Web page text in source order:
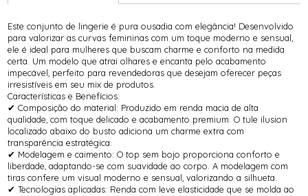
Este conjunto de lingerie é pura ousadia com elegância! Desenvolvido
para valorizar as curvas femininas com um toque moderno e sensual,
ele é ideal para mulheres que buscam charme e conforto na medida
certa. Um modelo que atrai olhares e encanta pelo acabamento
impecável, perfeito para revendedoras que desejam oferecer peças
irresistíveis em seu mix de produtos.
Características e Benefícios:
✔ Composição do material: Produzido em renda macia de alta
qualidade, com toque delicado e acabamento premium. O tule ilusion
localizado abaixo do busto adiciona um charme extra com
transparência estratégica.
✔ Modelagem e caimento: O top sem bojo proporciona conforto e
liberdade, adaptando-se com suavidade ao corpo. A modelagem com
tiras confere um visual moderno e sensual, valorizando a silhueta.
✔ Tecnologias aplicadas: Renda com leve elasticidade que se molda ao